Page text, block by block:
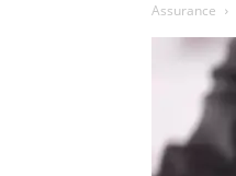
Assurance